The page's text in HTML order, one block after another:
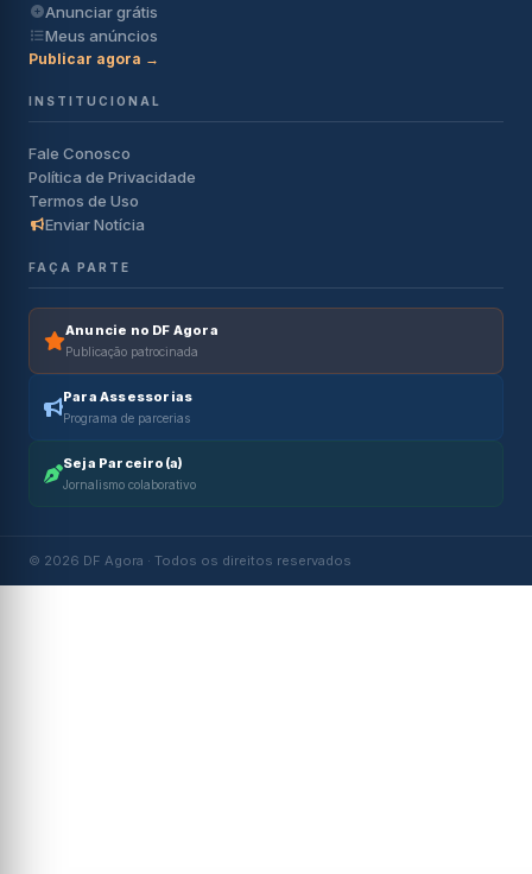
Anunciar grátis
Meus anúncios
Publicar agora →
INSTITUCIONAL
Fale Conosco
Política de Privacidade
Termos de Uso
Enviar Notícia
FAÇA PARTE
Anuncie no DF Agora
Publicação patrocinada
Para Assessorias
Programa de parcerias
Seja Parceiro(a)
Jornalismo colaborativo
© 2026 DF Agora · Todos os direitos reservados